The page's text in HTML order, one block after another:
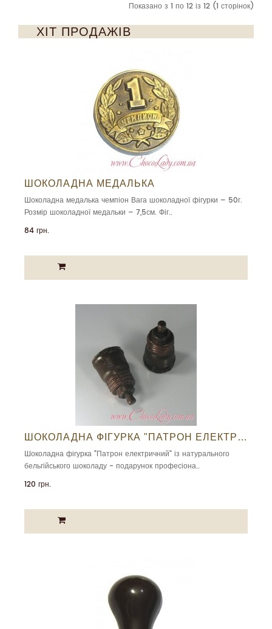
Показано з 1 по 12 із 12 (1 сторінок)
ХІТ ПРОДАЖІВ
ШОКОЛАДНА МЕДАЛЬКА
Шоколадна медалька чемпіон Вага шоколадної фігурки – 50г.
Розмір шоколадної медальки – 7,5см. Фіг..
84 грн.
ШОКОЛАДНА ФІГУРКА "ПАТРОН ЕЛЕКТРИЧНИЙ"
Шоколадна фігурка "Патрон електричний" із натурального
бельгійського шоколаду - подарунок професіона..
120 грн.